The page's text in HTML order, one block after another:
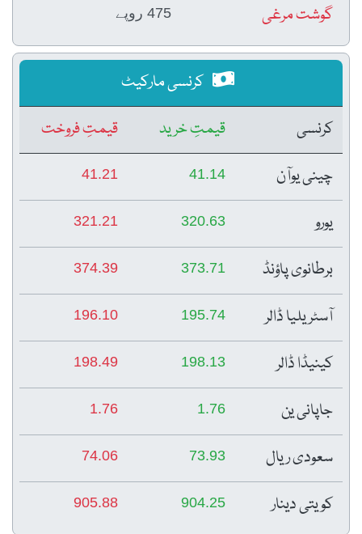
گوشت مرغی 475 روپے
کرنسی مارکیٹ
کرنسی
قیمتِ خرید
قیمتِ فروخت
چینی یوآن
41.14
41.21
یورو 320.63
321.21
برطانوی پاؤنڈ 373.71
374.39
آسٹریلیا ڈالر 195.74
196.10
کینیڈا ڈالر 198.13
198.49
جاپانی ین 1.76
1.76
سعودی ریال 73.93
74.06
کویتی دینار 904.25
905.88